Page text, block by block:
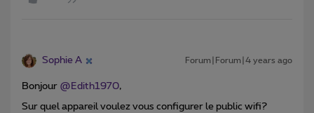
Sophie A Forum|Forum|4 years ago
Bonjour @Edith1970,
Sur quel appareil voulez vous configurer le public wifi?